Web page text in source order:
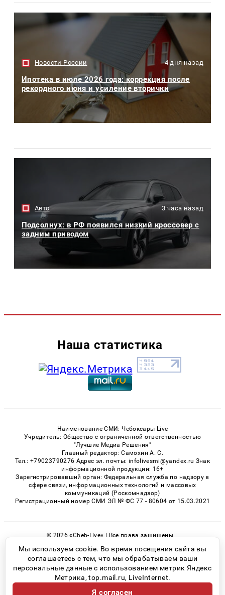
Новости России 4 дня назад
Ипотека в июле 2026 года: коррекция после
рекордного июня и усиление вторички
Авто 3 часа назад
Подсолнух: в РФ появился низкий кроссовер с
задним приводом
Наша статистика
Наименование СМИ: Чебоксары Live
Учредитель: Общество с ограниченной ответственностью
"Лучшие Медиа Решения"
Главный редактор: Самохин А. С.
Тел.: +79023790276 Адрес эл. почты: infolivesmi@yandex.ru Знак
информационной продукции: 16+
Зарегистрировавший орган: Федеральная служба по надзору в
сфере связи, информационных технологий и массовых
коммуникаций (Роскомнадзор)
Регистрационный номер СМИ ЭЛ № ФС 77 - 80604 от 15.03.2021
© 2026 «Cheb-Live» | Все права защищены
Возрастная категория сайта 16+
Политика конфиденциальности
Мы используем cookie. Во время посещения сайта вы
соглашаетесь с тем, что мы обрабатываем ваши
персональные данные с использованием метрик Яндекс
Метрика, top.mail.ru, LiveInternet.
Я согласен